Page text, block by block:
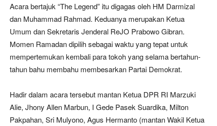
Acara bertajuk “The Legend” itu digagas oleh HM Darmizal
dan Muhammad Rahmad. Keduanya merupakan Ketua
Umum dan Sekretaris Jenderal ReJO Prabowo Gibran.
Momen Ramadan dipilih sebagai waktu yang tepat untuk
mempertemukan kembali para tokoh yang selama bertahun-
tahun bahu membahu membesarkan Partai Demokrat.
Hadir dalam acara tersebut mantan Ketua DPR RI Marzuki
Alie, Jhony Allen Marbun, I Gede Pasek Suardika, Milton
Pakpahan, Sri Mulyono, Agus Hermanto (mantan Wakil Ketua